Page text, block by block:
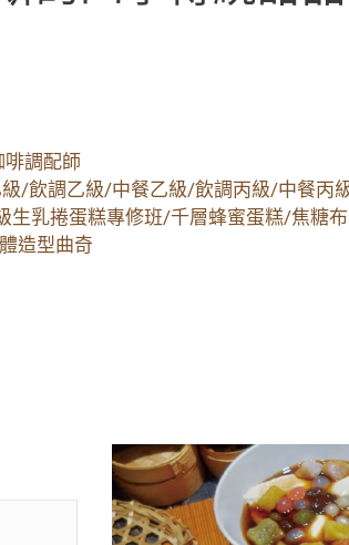
調配師
/飲調乙級/中餐乙級/飲調丙級/中餐丙
乳捲蛋糕專修班/千層蜂蜜蛋糕/焦糖
造型曲奇